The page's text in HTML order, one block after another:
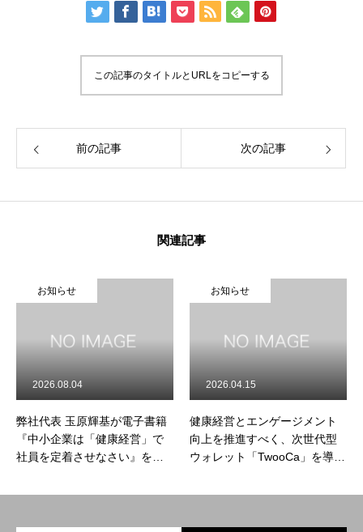
健康企業宣言
お問い合わせ
情報セキュリティ基本方針
この記事のタイトルとURLをコピーする
前の記事 次の記事
関連記事
お知らせ
弊社代表 玉原輝基が電子書籍
『中小企業は「健康経営」で
社員を定着させなさい』を出
2026.08.04
お知らせ
健康経営とエンゲージメント
向上を推進すべく、次世代型
ウォレット「TwooCa」を導入
2026.04.15